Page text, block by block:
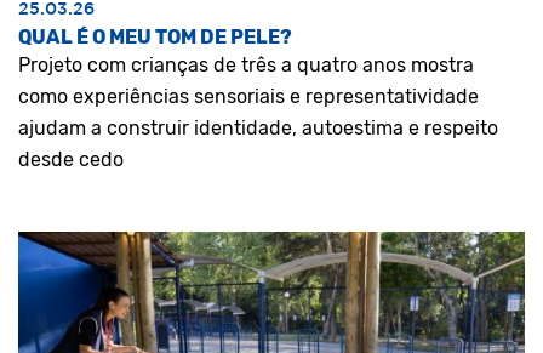
25.03.26
QUAL É O MEU TOM DE PELE?
Projeto com crianças de três a quatro anos mostra
como experiências sensoriais e representatividade
ajudam a construir identidade, autoestima e respeito
desde cedo